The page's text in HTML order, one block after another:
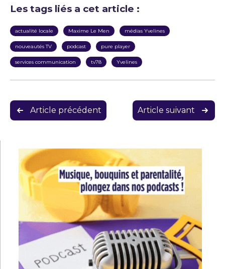
Les tags liés a cet article :
actualité locale Maxime Le Men médias Yvelines
nouveautés TV podcast pure player
services communication tv78 Yvelines
Navigation
de
Article précédent Article suivant